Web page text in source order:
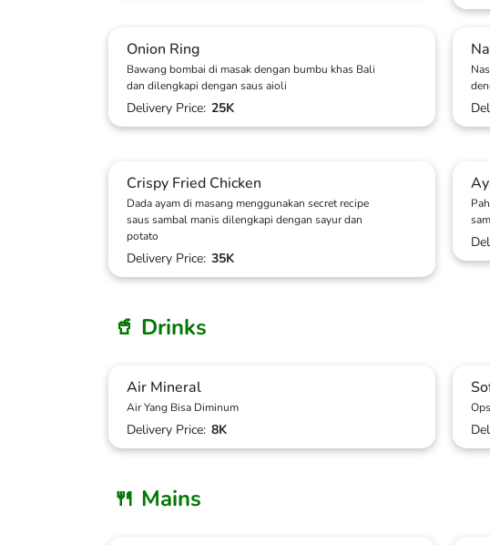
Onion Ring
Bawang bombai di masak dengan bumbu khas Bali
dan dilengkapi dengan saus aioli
Delivery Price: 25K
Crispy Fried Chicken
Dada ayam di masang menggunakan secret recipe
saus sambal manis dilengkapi dengan sayur dan
potato
Delivery Price: 35K
🥤 Drinks
Air Mineral
Air Yang Bisa Diminum
Delivery Price: 8K
🍴 Mains